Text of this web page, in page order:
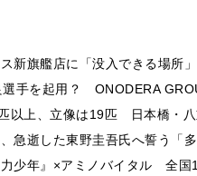
新旗艦店に「没入できる場所
選手を起用？ ONODERA
以上、立像は19匹 日本橋・
急逝した東野圭吾氏へ誓う「
少年』×アミノバイタル 全国